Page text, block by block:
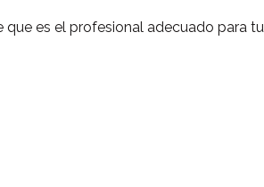
es el profesional adecuado para tu